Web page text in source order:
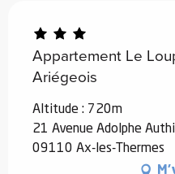
Appartement Le
Ariégeois
Altitude : 720m
21 Avenue Adolphe
09110 Ax-les-Thermes